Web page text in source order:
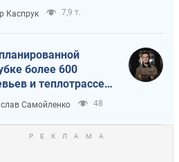
Каспрук 7,9 т.
более 600
и теплотрассе:
на
в Киеве
Самойленко 48